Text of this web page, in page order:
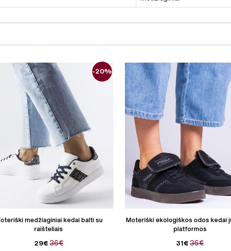
medžiaginiai kedai balti su
raišteliais
29€ 36€
-20%
Moteriški ekologiškos odos kedai
platformos
31€ 36€